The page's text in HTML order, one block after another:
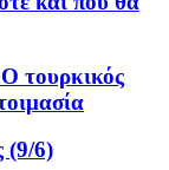
τουρκικός
(9/6)